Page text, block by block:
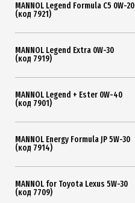
MANNOL Legend Formula C5 0W-20
(код 7921)
MANNOL Legend Extra 0W-30
(код 7919)
MANNOL Legend + Ester 0W-40
(код 7901)
MANNOL Energy Formula JP 5W-30
(код 7914)
MANNOL for Toyota Lexus 5W-30
(код 7709)